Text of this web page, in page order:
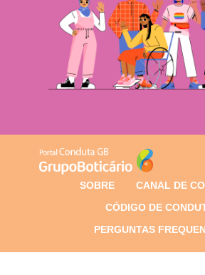
SOBRE
CANAL DE
CÓDIGO DE
PERGUNTAS